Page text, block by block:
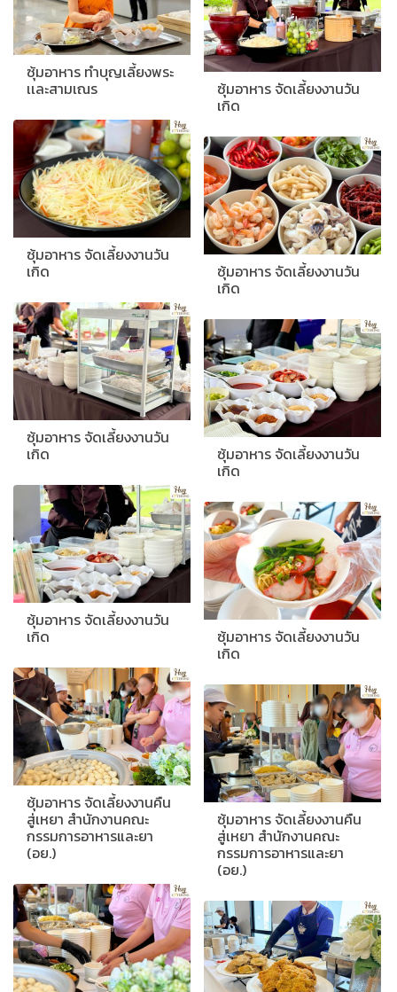
ซุ้มอาหาร ทำบุญเลี้ยงพระ
เเละสามเณร ซุ้มอาหาร จัดเลี้ยงงานวัน
เกิด
ซุ้มอาหาร จัดเลี้ยงงานวัน
เกิด ซุ้มอาหาร จัดเลี้ยงงานวัน
เกิด
ซุ้มอาหาร จัดเลี้ยงงานวัน
เกิด ซุ้มอาหาร จัดเลี้ยงงานวัน
เกิด
ซุ้มอาหาร จัดเลี้ยงงานวัน
เกิด ซุ้มอาหาร จัดเลี้ยงงานวัน
เกิด
ซุ้มอาหาร จัดเลี้ยงงานคืน
สู่เหยา สำนักงานคณะ
กรรมการอาหารและยา
(อย.)
ซุ้มอาหาร จัดเลี้ยงงานคืน
สู่เหยา สำนักงานคณะ
กรรมการอาหารและยา
(อย.)